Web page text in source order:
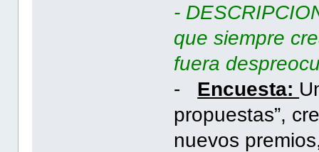
-
que siempre
fuera
- Encuesta:
propuestas”,
nuevos